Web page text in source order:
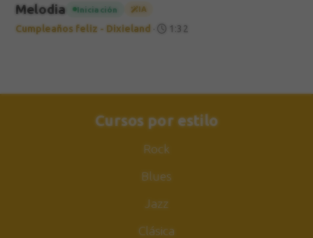
Melodia Iniciación IA
Cumpleaños feliz - Dixieland · 1:32
Cursos por estilo
Rock
Blues
Jazz
Clásica